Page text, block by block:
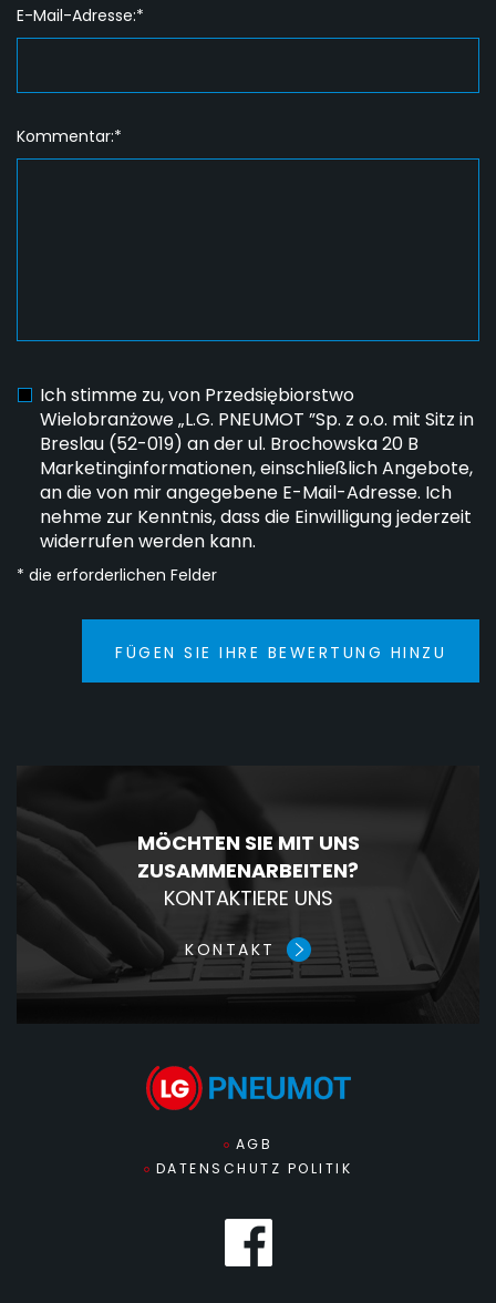
E-Mail-Adresse:*
Kommentar:*
Ich stimme zu, von Przedsiębiorstwo
Wielobranżowe „L.G. PNEUMOT ”Sp. z o.o. mit Sitz in
Breslau (52-019) an der ul. Brochowska 20 B
Marketinginformationen, einschließlich Angebote,
an die von mir angegebene E-Mail-Adresse. Ich
nehme zur Kenntnis, dass die Einwilligung jederzeit
widerrufen werden kann.
* die erforderlichen Felder
FÜGEN SIE IHRE BEWERTUNG HINZU
MÖCHTEN SIE MIT UNS
ZUSAMMENARBEITEN?
KONTAKTIERE UNS
KONTAKT
AGB
DATENSCHUTZ POLITIK